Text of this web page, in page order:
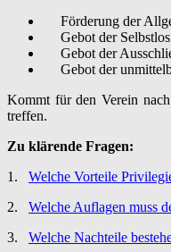
Förderung der
Gebot der
Gebot der
Gebot der
Kommt für den Verein
treffen.
Zu klärende Fragen:
1. Welche Vorteile
2. Welche Auflagen muss
3. Welche Nachteile